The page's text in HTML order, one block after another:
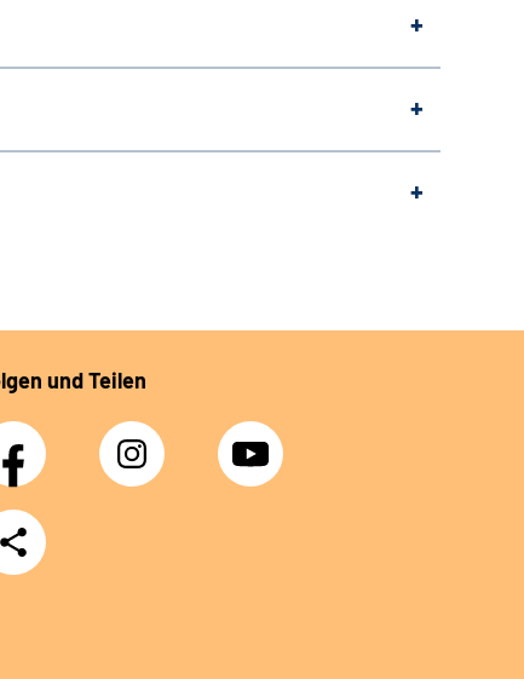
und Teilen
Instagram YouTube
Teilen